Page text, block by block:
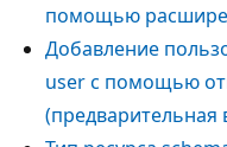
помощью
Добавление
user с помощью
(предварительная